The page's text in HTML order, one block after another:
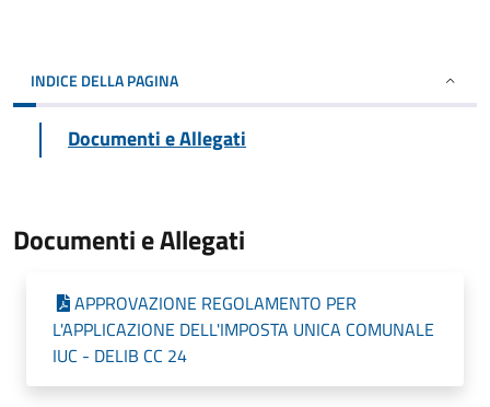
INDICE DELLA PAGINA
Documenti e Allegati
Documenti e Allegati
APPROVAZIONE REGOLAMENTO PER
L'APPLICAZIONE DELL'IMPOSTA UNICA COMUNALE
IUC - DELIB CC 24